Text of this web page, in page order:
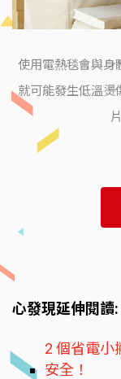
使用電熱毯會與身
就可能發生低溫燙
心發現延伸閱讀:
2 個省電小
安全！